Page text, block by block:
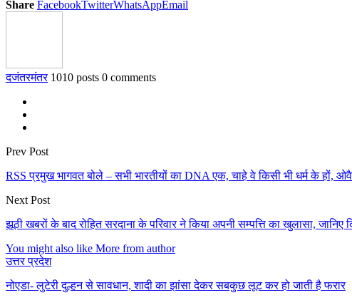
Share FacebookTwitterWhatsAppEmail
दजंतरमंतर 1010 posts 0 comments
Prev Post
RSS प्रमुख भागवत बोले – सभी भारतीयों का DNA एक, चाहे वे किसी भी धर्म के हों,
Next Post
झूठी खबरों के बाद रोहित सरदाना के परिवार ने किया अपनी सम्पत्ति का खुलासा, जानिए
You might also like More from author
उत्तर प्रदेश
नोएडा- लुटेरी दुल्हन से सावधान, शादी का झांसा देकर सबकुछ लूट कर हो जाती है फरार